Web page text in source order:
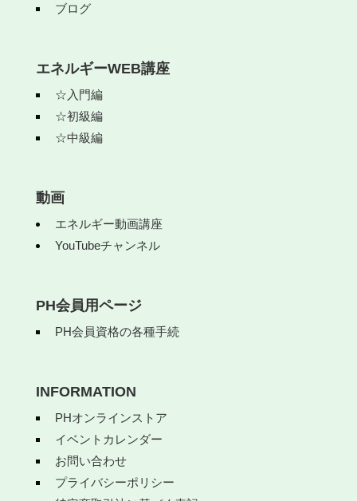
ブログ
エネルギーWEB講座
☆入門編
☆初級編
☆中級編
動画
エネルギー動画講座
YouTubeチャンネル
PH会員用ページ
PH会員資格の各種手続
INFORMATION
PHオンラインストア
イベントカレンダー
お問い合わせ
プライバシーポリシー